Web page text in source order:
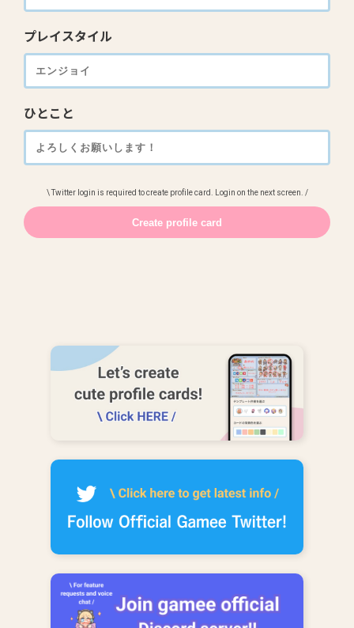
プレイスタイル
ひとこと
\ Twitter login is required to create profile card. Login on the next screen. /